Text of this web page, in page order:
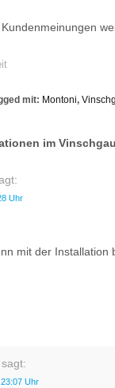
mit: Montoni,
im Vinschgau
Uhr
mit der Installation
sagt:
Uhr